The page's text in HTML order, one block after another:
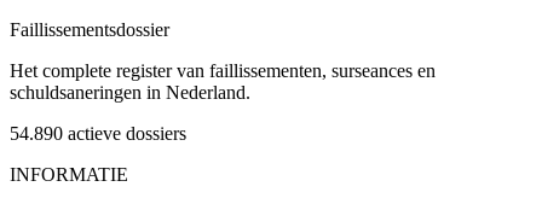
Faillissementsdossier
Het complete register van faillissementen, surseances en
schuldsaneringen in Nederland.
54.890 actieve dossiers
INFORMATIE